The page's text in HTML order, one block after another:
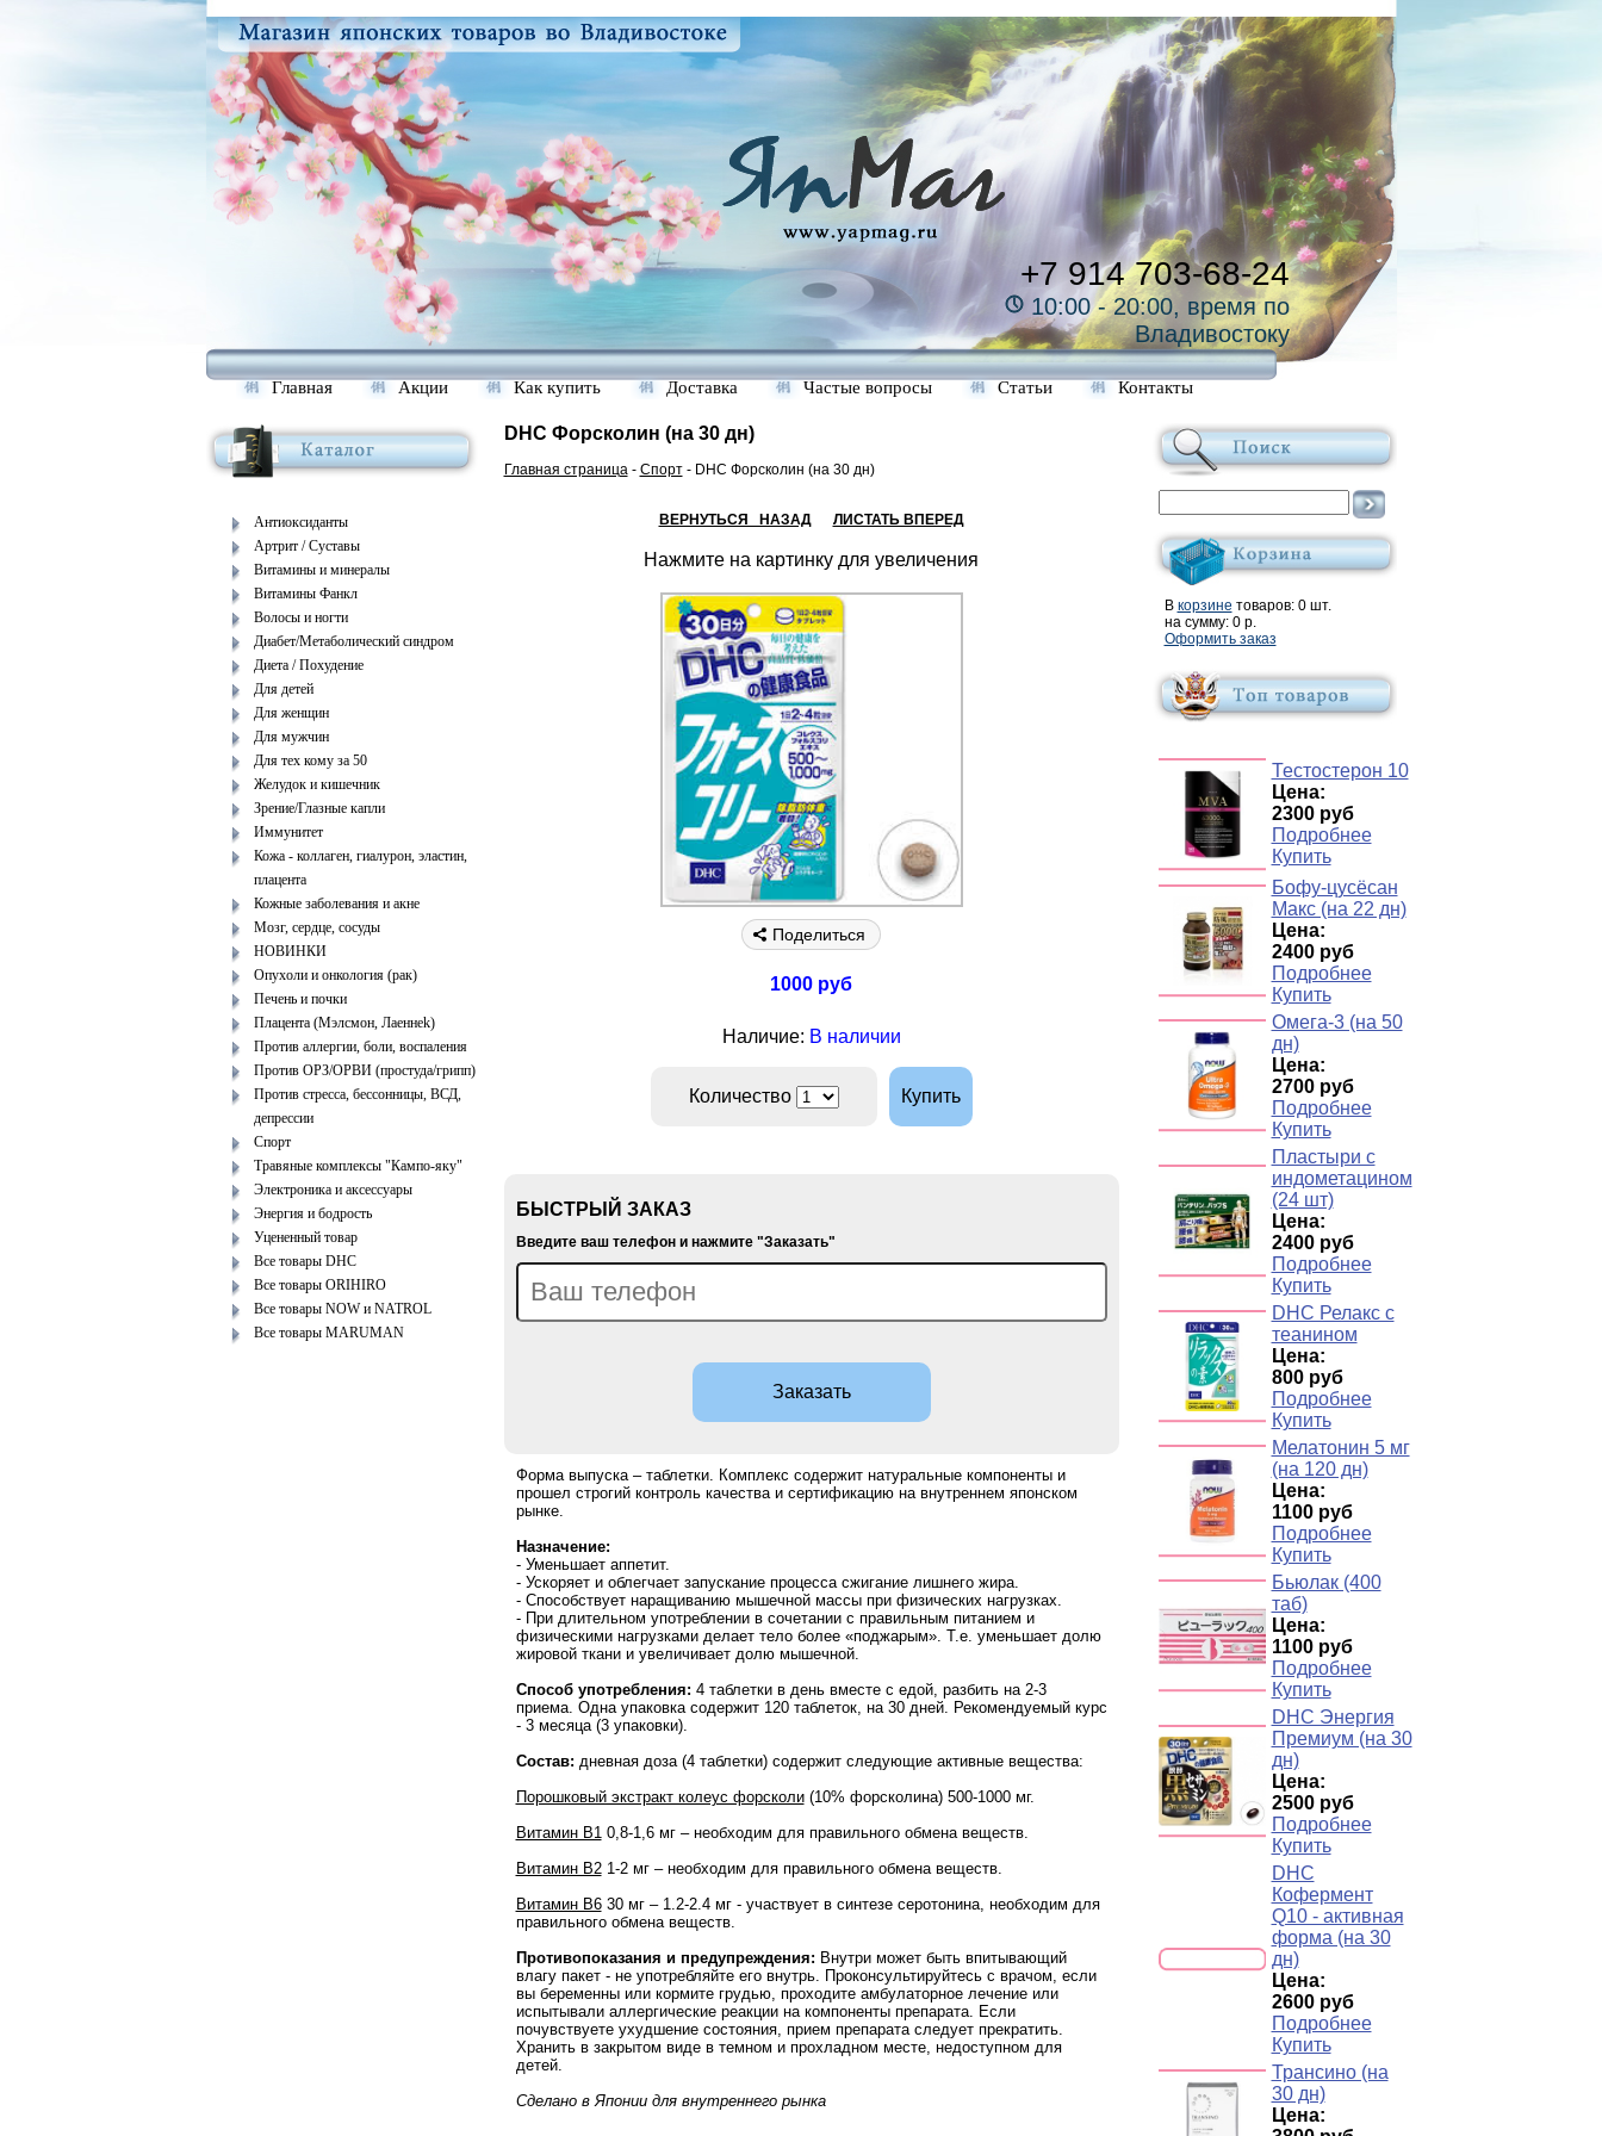
+7 914 703-68-24
10:00 - 20:00, время по
Владивостоку
Главная Акции Как купить Доставка Частые вопросы Статьи Контакты
Антиоксиданты
Артрит / Суставы
Витамины и минералы
Витамины Фанкл
Волосы и ногти
Диабет/Метаболический синдром
Диета / Похудение
Для детей
Для женщин
Для мужчин
Для тех кому за 50
Желудок и кишечник
Зрение/Глазные капли
Иммунитет
Кожа - коллаген, гиалурон, эластин,
плацента
Кожные заболевания и акне
Мозг, сердце, сосуды
НОВИНКИ
Опухоли и онкология (рак)
Печень и почки
Плацента (Мэлcмoн, Лaеннеk)
Против аллергии, боли, воспаления
Против ОРЗ/ОРВИ (простуда/грипп)
Против стресса, бессонницы, ВСД,
депрессии
Спорт
Травяные комплексы "Кампо-яку"
Электроника и аксессуары
Энергия и бодрость
Уцененный товар
Все товары DHC
Все товары ORIHIRO
Все товары NOW и NATROL
Все товары MARUMAN
DHC Форсколин (на 30 дн)
Главная страница- Спорт- DHC Форсколин (на 30 дн)
ВЕРНУТЬСЯ НАЗАД ЛИСТАТЬ ВПЕРЕД
Нажмите на картинку для увеличения
Поделиться
1000 руб
Наличие: В наличии
Количество Купить
БЫСТРЫЙ ЗАКАЗ
Введите ваш телефон и нажмите "Заказать"
Заказать
Форма выпуска – таблетки. Комплекс содержит натуральные компоненты и
прошел строгий контроль качества и сертификацию на внутреннем японском
рынке.
Назначение:
- Уменьшает аппетит.
- Ускоряет и облегчает запускание процесса сжигание лишнего жира.
- Способствует наращиванию мышечной массы при физических нагрузках.
- При длительном употреблении в сочетании с правильным питанием и
физическими нагрузками делает тело более «поджарым». Т.е. уменьшает долю
жировой ткани и увеличивает долю мышечной.
Способ употребления: 4 таблетки в день вместе с едой, разбить на 2-3
приема. Одна упаковка содержит 120 таблеток, на 30 дней. Рекомендуемый курс
- 3 месяца (3 упаковки).
Состав: дневная доза (4 таблетки) содержит следующие активные вещества:
Порошковый экстракт колеус форсколи(10% форсколина) 500-1000 мг.
Витамин В10,8-1,6 мг – необходим для правильного обмена веществ.
Витамин В21-2 мг – необходим для правильного обмена веществ.
Витамин В630 мг – 1.2-2.4 мг - участвует в синтезе серотонина, необходим для
правильного обмена веществ.
Противопоказания и предупреждения: Внутри может быть впитывающий
влагу пакет - не употребляйте его внутрь. Проконсультируйтесь с врачом, если
вы беременны или кормите грудью, проходите амбулаторное лечение или
испытывали аллергические реакции на компоненты препарата. Если
почувствуете ухудшение состояния, прием препарата следует прекратить.
Хранить в закрытом виде в темном и прохладном месте, недоступном для
детей.
Сделано в Японии для внутреннего рынка
В корзине товаров: 0 шт.
на сумму: 0 р.
Оформить заказ
Тестостерон 10
Цена:
2300 руб
Подробнее
Купить
Бофу-цусёсан
Макс (на 22 дн)
Цена:
2400 руб
Подробнее
Купить
Омега-3 (на 50
дн)
Цена:
2700 руб
Подробнее
Купить
Пластыри с
индометацином
(24 шт)
Цена:
2400 руб
Подробнее
Купить
DHC Релакс с
теанином
Цена:
800 руб
Подробнее
Купить
Мелатонин 5 мг
(на 120 дн)
Цена:
1100 руб
Подробнее
Купить
Бьюлак (400
таб)
Цена:
1100 руб
Подробнее
Купить
DHC Энергия
Премиум (на 30
дн)
Цена:
2500 руб
Подробнее
Купить
DHC
Кофермент
Q10 - активная
форма (на 30
дн)
Цена:
2600 руб
Подробнее
Купить
Трансино (на
30 дн)
Цена: